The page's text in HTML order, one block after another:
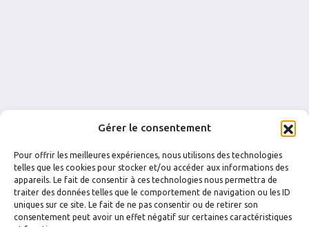
Gérer le consentement
Pour offrir les meilleures expériences, nous utilisons des technologies
telles que les cookies pour stocker et/ou accéder aux informations des
appareils. Le fait de consentir à ces technologies nous permettra de
traiter des données telles que le comportement de navigation ou les ID
uniques sur ce site. Le fait de ne pas consentir ou de retirer son
consentement peut avoir un effet négatif sur certaines caractéristiques
FACEBOOK INSTAGRAM